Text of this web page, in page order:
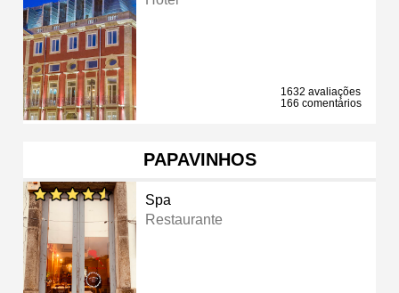
1632 avaliações
166 comentários
PAPAVINHOS
Spa
Restaurante